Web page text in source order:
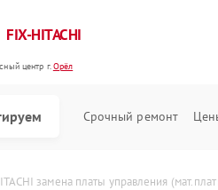
FIX-HITACHI
центр г.Орёл
Срочный ремонт
замена платы управления